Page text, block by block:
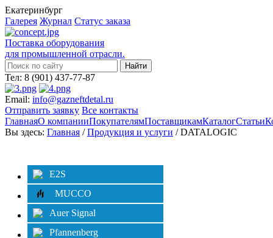
Екатеринбург
Галерея Журнал Статус заказа
Поставка оборудования
для промышленной отрасли.
Тел: 8 (901) 437-77-87
Email: info@gazneftdetal.ru
Отправить заявку Все контакты
ГлавнаяО компанииПокупателямПоставщикамКаталогСтатьи
Вы здесь: Главная /Продукция и услуги / DATALOGIC
E2S
MUCCO
Auer Signal
Pfannenberg